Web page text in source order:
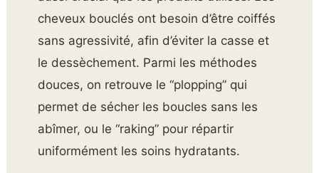
cheveux bouclés ont besoin d’être coiffés
sans agressivité, afin d’éviter la casse et
le dessèchement. Parmi les méthodes
douces, on retrouve le “plopping” qui
permet de sécher les boucles sans les
abîmer, ou le “raking” pour répartir
uniformément les soins hydratants.